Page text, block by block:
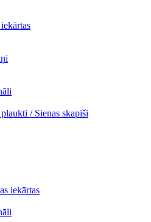
/ Sienas skapiši
iekārtas